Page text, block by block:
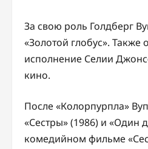
За свою роль Голдберг
«Золотой глобус».
исполнение Селии
кино.
После «Колорпурпла»
«Сестры» (1986) и «Один
комедийном фильме